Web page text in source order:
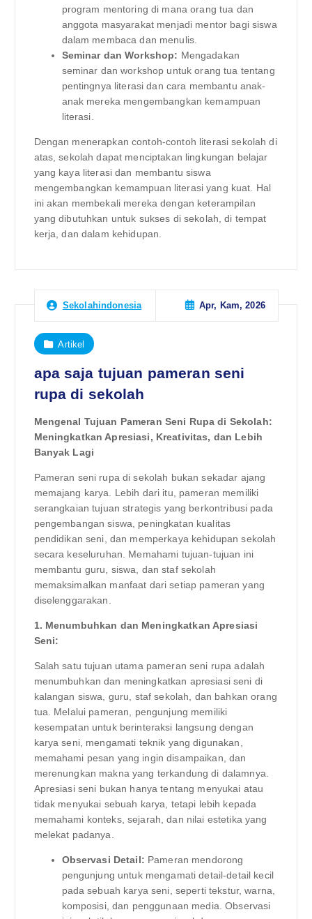
program mentoring di mana orang tua dan
anggota masyarakat menjadi mentor bagi siswa
dalam membaca dan menulis.
Seminar dan Workshop: Mengadakan
seminar dan workshop untuk orang tua tentang
pentingnya literasi dan cara membantu anak-
anak mereka mengembangkan kemampuan
literasi.
Dengan menerapkan contoh-contoh literasi sekolah di
atas, sekolah dapat menciptakan lingkungan belajar
yang kaya literasi dan membantu siswa
mengembangkan kemampuan literasi yang kuat. Hal
ini akan membekali mereka dengan keterampilan
yang dibutuhkan untuk sukses di sekolah, di tempat
kerja, dan dalam kehidupan.
Sekolahindonesia Apr, Kam, 2026
Artikel
apa saja tujuan pameran seni
rupa di sekolah
Mengenal Tujuan Pameran Seni Rupa di Sekolah:
Meningkatkan Apresiasi, Kreativitas, dan Lebih
Banyak Lagi
Pameran seni rupa di sekolah bukan sekadar ajang
memajang karya. Lebih dari itu, pameran memiliki
serangkaian tujuan strategis yang berkontribusi pada
pengembangan siswa, peningkatan kualitas
pendidikan seni, dan memperkaya kehidupan sekolah
secara keseluruhan. Memahami tujuan-tujuan ini
membantu guru, siswa, dan staf sekolah
memaksimalkan manfaat dari setiap pameran yang
diselenggarakan.
1. Menumbuhkan dan Meningkatkan Apresiasi
Seni:
Salah satu tujuan utama pameran seni rupa adalah
menumbuhkan dan meningkatkan apresiasi seni di
kalangan siswa, guru, staf sekolah, dan bahkan orang
tua. Melalui pameran, pengunjung memiliki
kesempatan untuk berinteraksi langsung dengan
karya seni, mengamati teknik yang digunakan,
memahami pesan yang ingin disampaikan, dan
merenungkan makna yang terkandung di dalamnya.
Apresiasi seni bukan hanya tentang menyukai atau
tidak menyukai sebuah karya, tetapi lebih kepada
memahami konteks, sejarah, dan nilai estetika yang
melekat padanya.
Observasi Detail: Pameran mendorong
pengunjung untuk mengamati detail-detail kecil
pada sebuah karya seni, seperti tekstur, warna,
komposisi, dan penggunaan media. Observasi